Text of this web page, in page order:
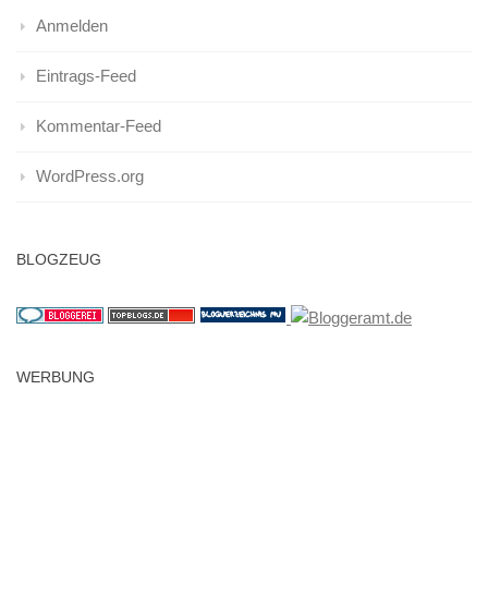
Anmelden
Eintrags-Feed
Kommentar-Feed
WordPress.org
BLOGZEUG
WERBUNG